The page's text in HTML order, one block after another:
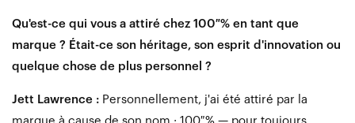
Qu'est-ce qui vous a attiré chez 100 % en tant que
marque ? Était-ce son héritage, son esprit d'innovation ou
quelque chose de plus personnel ?
Jett Lawrence : Personnellement, j'ai été attiré par la